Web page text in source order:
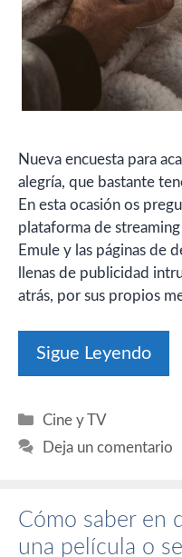
Nueva encuesta para
alegría, que bastante
En esta ocasión os
plataforma de
Emule y las páginas de
llenas de publicidad
atrás, por sus propios
Sigue Leyendo
Categorías
Cine y TV
Deja un comentario
Cómo saber en
una película o